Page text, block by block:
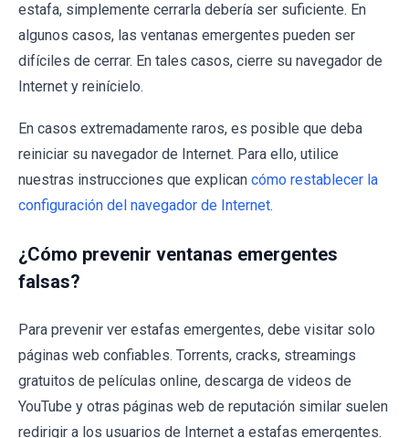
estafa, simplemente cerrarla debería ser suficiente. En
algunos casos, las ventanas emergentes pueden ser
difíciles de cerrar. En tales casos, cierre su navegador de
Internet y reinícielo.
En casos extremadamente raros, es posible que deba
reiniciar su navegador de Internet. Para ello, utilice
nuestras instrucciones que explican cómo restablecer la
configuración del navegador de Internet.
¿Cómo prevenir ventanas emergentes
falsas?
Para prevenir ver estafas emergentes, debe visitar solo
páginas web confiables. Torrents, cracks, streamings
gratuitos de películas online, descarga de videos de
YouTube y otras páginas web de reputación similar suelen
redirigir a los usuarios de Internet a estafas emergentes.